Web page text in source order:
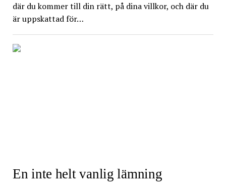
där du kommer till din rätt, på dina villkor, och där du
är uppskattad för…
En inte helt vanlig lämning